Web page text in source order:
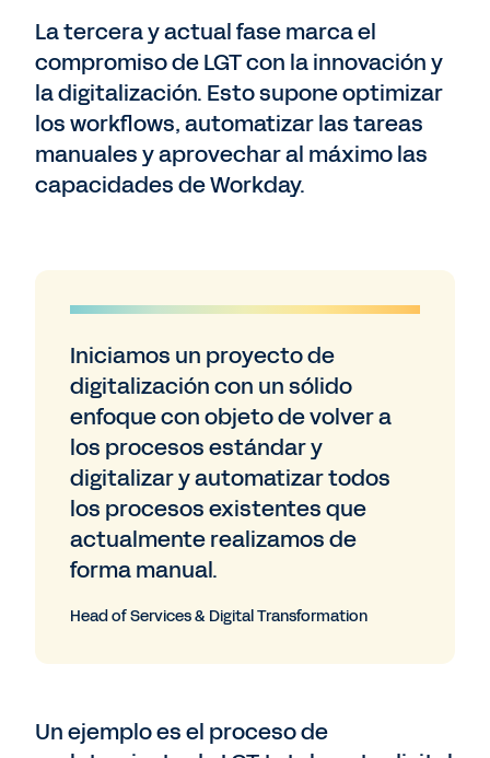
La tercera y actual fase marca el
compromiso de LGT con la innovación y
la digitalización. Esto supone optimizar
los workflows, automatizar las tareas
manuales y aprovechar al máximo las
capacidades de Workday.
Iniciamos un proyecto de
digitalización con un sólido
enfoque con objeto de volver a
los procesos estándar y
digitalizar y automatizar todos
los procesos existentes que
actualmente realizamos de
forma manual.
Head of Services & Digital Transformation
Un ejemplo es el proceso de